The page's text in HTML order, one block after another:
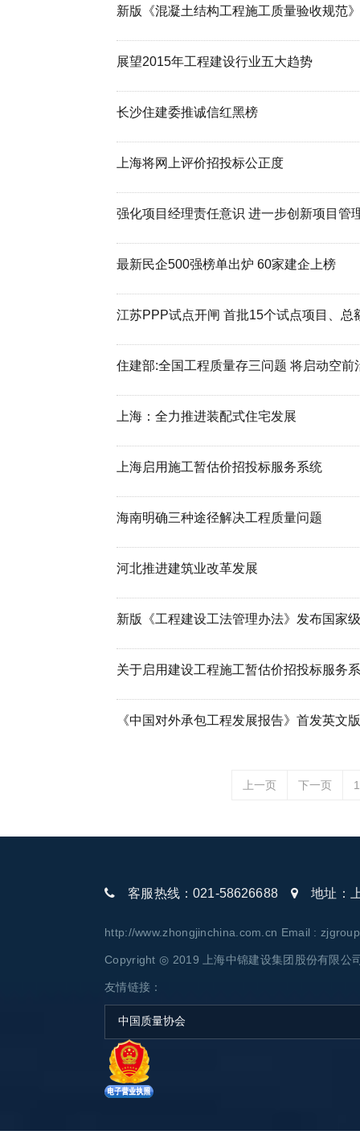
新版《混凝土结构工程施工质量验收规范
展望2015年工程建设行业五大趋势
长沙住建委推诚信红黑榜
上海将网上评价招投标公正度
强化项目经理责任意识 进一步创新项目管
最新民企500强榜单出炉 60家建企上榜
江苏PPP试点开闸 首批15个试点项目、总
住建部:全国工程质量存三问题 将启动空前
上海：全力推进装配式住宅发展
上海启用施工暂估价招投标服务系统
海南明确三种途径解决工程质量问题
河北推进建筑业改革发展
新版《工程建设工法管理办法》发布国家
关于启用建设工程施工暂估价招投标服务
《中国对外承包工程发展报告》首发英文版
上一页 下一页 1
客服热线：021-58626688 地址：
http://www.zhongjinchina.com.cn Email :
Copyright ◎ 2019 上海中锦建设集团股份有限公
友情链接：